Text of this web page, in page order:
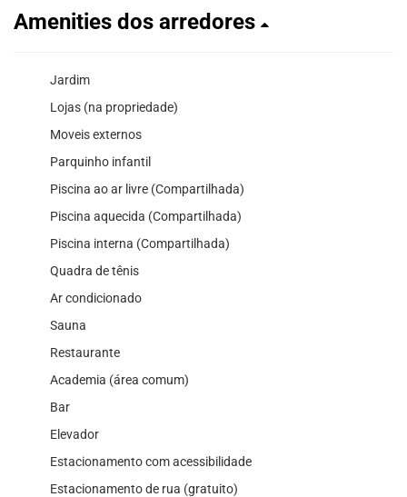
Amenities dos arredores
Jardim
Lojas (na propriedade)
Moveis externos
Parquinho infantil
Piscina ao ar livre (Compartilhada)
Piscina aquecida (Compartilhada)
Piscina interna (Compartilhada)
Quadra de tênis
Ar condicionado
Sauna
Restaurante
Academia (área comum)
Bar
Elevador
Estacionamento com acessibilidade
Estacionamento de rua (gratuito)